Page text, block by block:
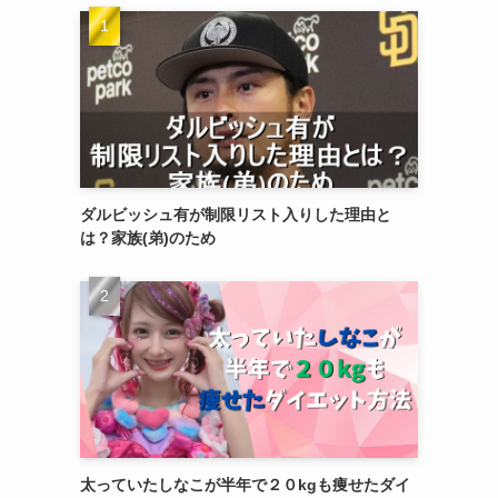
ダルビッシュ有が制限リスト入りした理由と
は？家族(弟)のため
太っていたしなこが半年で２０kgも痩せたダイ